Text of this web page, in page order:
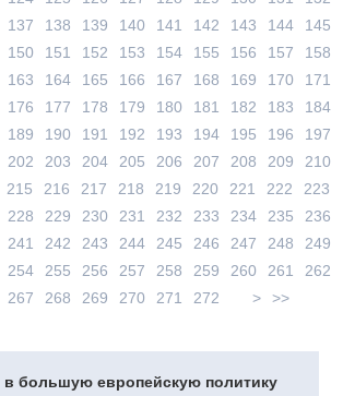
137 138 139 140 141 142 143 144
145
150 151 152 153 154 155 156 157
158
163 164 165 166 167 168 169 170
171
176 177 178 179 180 181 182 183
184
189 190 191 192 193 194 195 196
197
202 203 204 205 206 207 208 209
210
215 216 217 218 219 220 221 222
223
228 229 230 231 232 233 234 235
236
241 242 243 244 245 246 247 248
249
254 255 256 257 258 259 260 261
262
267 268 269 270 271 272 > >>
в большую европейскую политику